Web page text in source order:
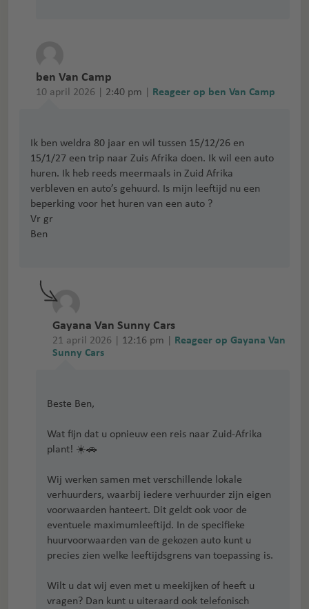
ben Van Camp
10 april 2026 | 2:40 pm Reageer op ben Van Camp
Ik ben weldra 80 jaar en wil tussen 15/12/26 en
15/1/27 een trip naar Zuis Afrika doen. Ik wil een auto
huren. Ik heb reeds meermaals in Zuid Afrika
verbleven en auto’s gehuurd. Is mijn leeftijd nu een
beperking voor het huren van een auto ?
Vr gr
Ben
Gayana Van Sunny Cars
21 april 2026 | 12:16 pm
Reageer op Gayana Van
Sunny Cars
Beste Ben,
Wat fijn dat u opnieuw een reis naar Zuid‑Afrika
plant! ☀️🚗
Wij werken samen met verschillende lokale
verhuurders, waarbij iedere verhuurder zijn eigen
voorwaarden hanteert. Dit geldt ook voor de
eventuele maximumleeftijd. In de specifieke
huurvoorwaarden van de gekozen auto kunt u
precies zien welke leeftijdsgrens van toepassing is.
Wilt u dat wij even met u meekijken of heeft u
vragen? Dan kunt u uiteraard ook telefonisch